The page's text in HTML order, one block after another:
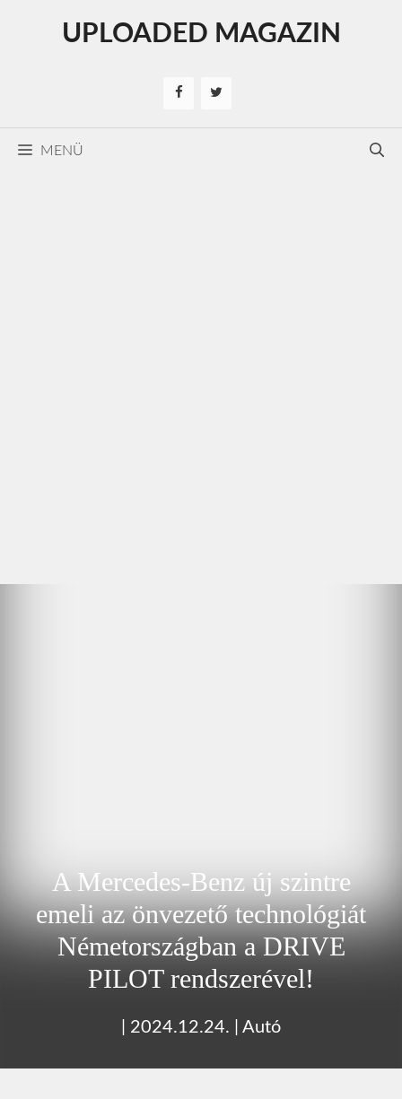
UPLOADED MAGAZIN
MENÜ
A Mercedes-Benz új szintre
emeli az önvezető technológiát
Németországban a DRIVE
PILOT rendszerével!
2024.12.24. Autó